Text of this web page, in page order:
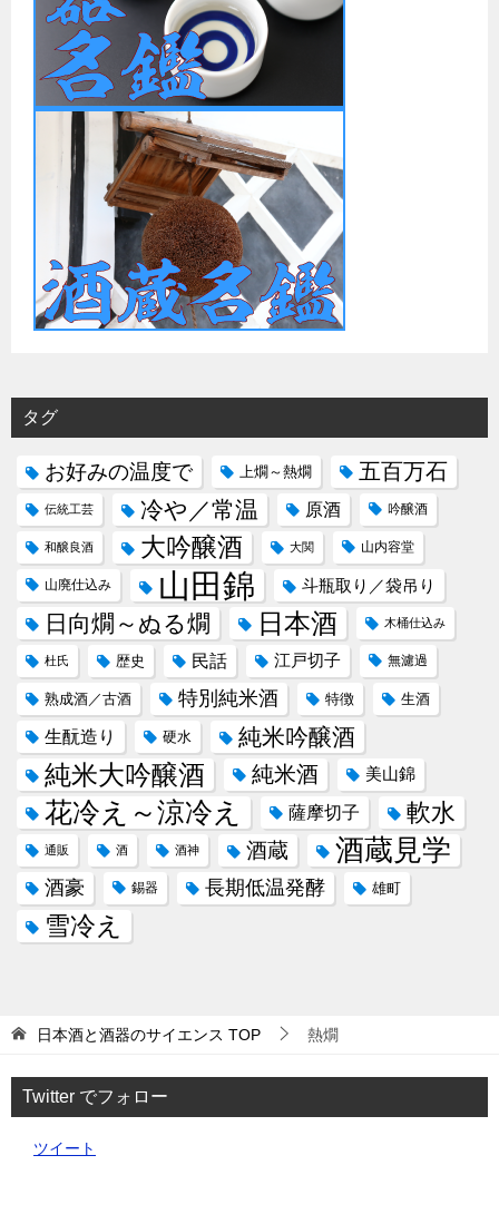
タグ
お好みの温度で 上燗～熱燗 五百万石
伝統工芸 冷や／常温 原酒 吟醸酒
和醸良酒 大吟醸酒 大関 山内容堂
山廃仕込み 山田錦 斗瓶取り／袋吊り
日向燗～ぬる燗 日本酒 木桶仕込み
杜氏 歴史 民話 江戸切子 無濾過
熟成酒／古酒 特別純米酒 特徴 生酒
生酛造り 硬水 純米吟醸酒
純米大吟醸酒 純米酒 美山錦
花冷え～涼冷え 薩摩切子 軟水
通販 酒 酒神 酒蔵 酒蔵見学
酒豪 錫器 長期低温発酵 雄町
雪冷え
日本酒と酒器のサイエンス TOP 熱燗
Twitter でフォロー
ツイート